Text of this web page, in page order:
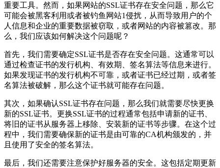
重要工具。然而，如果网站的SSL证书存在安全问题，那么它
可能会被黑客利用或者被钓鱼网站1侵扰，从而导致用户的个
人信息和企业的重要数据被窃取，或者网站的内容被篡改。那
么，我们应该如何解决这个问题呢？
首先，我们需要确定SSL证书是否存在安全问题。这通常可以
通过检查证书的发行机构、有效期、签名算法等信息来进行。
如果发现证书的发行机构不可靠，或者证书已经过期，或者签
名算法被破解，那么这个证书就可能存在问题。
其次，如果确认SSL证书存在问题，那么我们就需要尽快更换
新的SSL证书。更换SSL证书的过程通常包括申请新的证书、
将旧的证书从服务器上移除、安装新的证书等步骤。在这个过
程中，我们需要确保新的证书是由可靠的CA机构颁发的，并
且使用了安全的签名算法。
最后，我们还需要注意保护好服务器的安全。这包括定期更新